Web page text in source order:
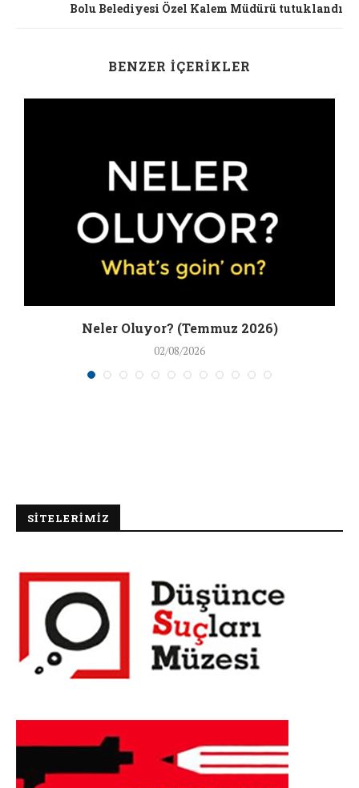
Bolu Belediyesi Özel Kalem Müdürü tutuklandı
BENZER İÇERIKLER
Neler Oluyor? (Temmuz 2026)
02/08/2026
SİTELERİMİZ